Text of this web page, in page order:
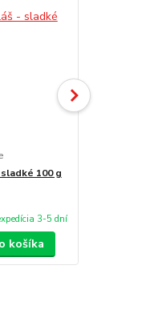
100 g
3-5 dní
košíka